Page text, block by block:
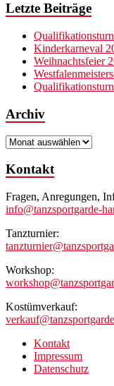
Letzte Beiträge
Kinderkarneval
Weihnachtsfeier
Archiv
Archiv
Kontakt
Fragen, Anregungen,
info@tanzsportgarde-
Tanzturnier:
Workshop:
Kostümverkauf:
Kontakt
Impressum
Datenschutz